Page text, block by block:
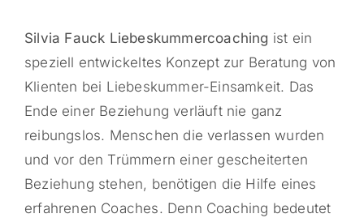
Silvia Fauck Liebeskummercoaching ist ein
speziell entwickeltes Konzept zur Beratung von
Klienten bei Liebeskummer-Einsamkeit. Das
Ende einer Beziehung verläuft nie ganz
reibungslos. Menschen die verlassen wurden
und vor den Trümmern einer gescheiterten
Beziehung stehen, benötigen die Hilfe eines
erfahrenen Coaches. Denn Coaching bedeutet